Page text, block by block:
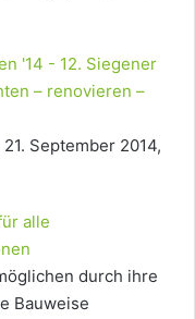
'14 - 12. Siegener
– renovieren –
September 2014,
alle
durch ihre
Bauweise